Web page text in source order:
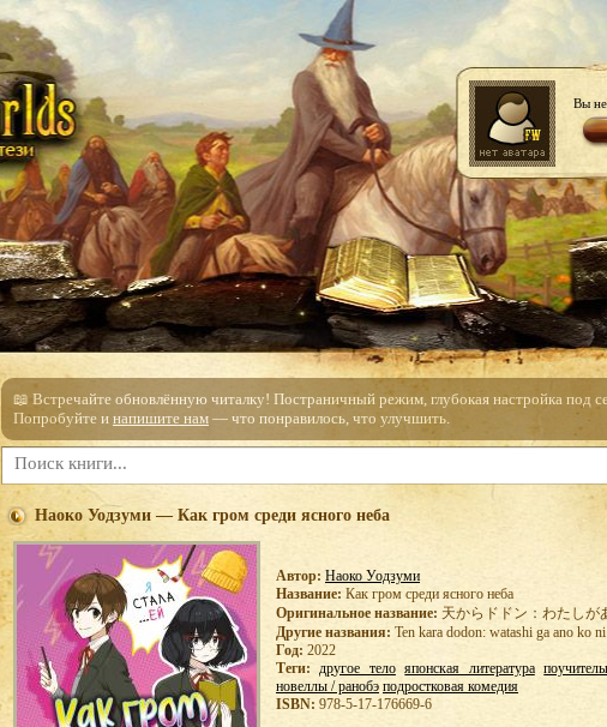
Вы не
📖 Встречайте обновлённую читалку! Постраничный режим, глубокая настройка под
Попробуйте и напишите нам — что понравилось, что улучшить.
Наоко Уодзуми — Как гром среди ясного неба
Автор: Наоко Уодзуми
Название: Как гром среди ясного неба
Оригинальное название: 天からドドン：わたしが
Другие названия: Ten kara dodon: watashi ga ano ko
Год: 2022
Теги:
другое тело японская литература
новеллы / ранобэ подростковая комедия
ISBN: 978-5-17-176669-6